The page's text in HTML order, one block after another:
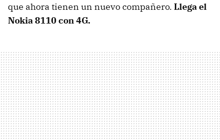
que ahora tienen un nuevo compañero. Llega el
Nokia 8110 con 4G.